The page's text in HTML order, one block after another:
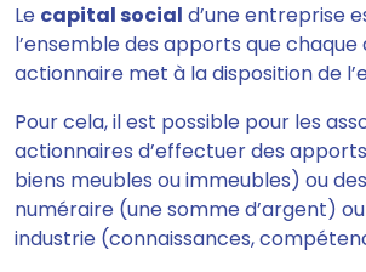
Le capital social d’une entreprise
l’ensemble des apports que chaque
actionnaire met à la disposition de
Pour cela, il est possible pour les
actionnaires d’effectuer des
biens meubles ou immeubles) ou
numéraire (une somme d’argent)
industrie (connaissances,